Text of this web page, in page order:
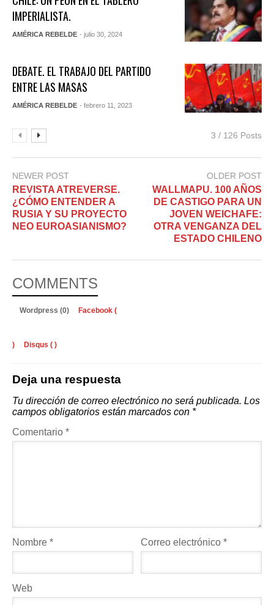
IMPERIALISTA.
AMÉRICA REBELDE - julio 30, 2024
DEBATE. EL TRABAJO DEL PARTIDO
ENTRE LAS MASAS
AMÉRICA REBELDE - febrero 11, 2023
3 / 126 Posts
NEWER POST
REVISTA ATREVERSE.
¿CÓMO ENTENDER A
RUSIA Y SU PROYECTO
NEO EUROASIANISMO?
OLDER POST
WALLMAPU. 100 AÑOS
DE CASTIGO PARA UN
JOVEN WEICHAFE:
OTRA VENGANZA DEL
ESTADO CHILENO
COMMENTS
Wordpress (0) Facebook (
) Disqus ( )
Deja una respuesta
Tu dirección de correo electrónico no será publicada. Los
campos obligatorios están marcados con *
Comentario *
Nombre * Correo electrónico*
Web